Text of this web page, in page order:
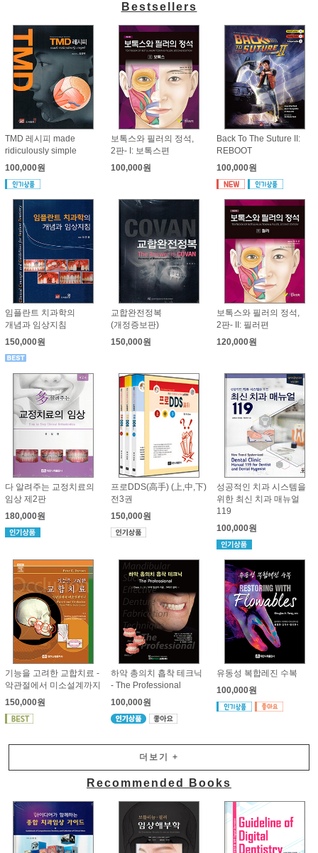
Bestsellers
TMD 레시피 made
ridiculously simple
100,000원
보톡스와 필러의 정석,
2판- I: 보톡스편
100,000원
Back To The Suture II:
REBOOT
100,000원
임플란트 치과학의
개념과 임상지침
150,000원
교합완전정복
(개정증보판)
150,000원
보톡스와 필러의 정석,
2판- II: 필러편
120,000원
다 알려주는 교정치료의
임상 제2판
180,000원
프로DDS(高手) (上,中,下)
전3권
150,000원
성공적인 치과 시스템을
위한 최신 치과 매뉴얼
119
100,000원
기능을 고려한 교합치료 -
악관절에서 미소설계까지
150,000원
하악 총의치 흡착 테크닉
- The Professional
100,000원
유동성 복합레진 수복
100,000원
더보기 +
Recommended Books